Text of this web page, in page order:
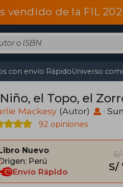
vendido de la FIL
con envío RápidoUniverso
el Topo, el
Mackesy (Autor) ·
92 opiniones
Nuevo
Perú
Envío Rápido
S/
S/